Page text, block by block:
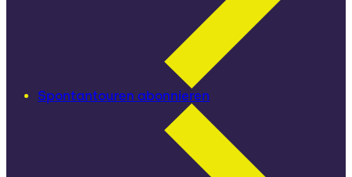
Spontantouren abonnieren